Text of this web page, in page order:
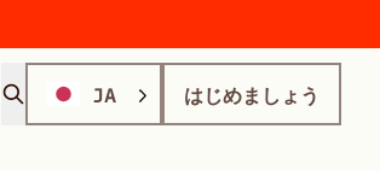
JA はじめましょう